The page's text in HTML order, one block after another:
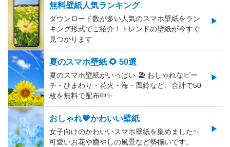
無料壁紙人気ランキング
ダウンロード数が多い人気のスマホ壁紙をラン
キング形式でご紹介！トレンドの壁紙が今すぐ
見つかります
夏のスマホ壁紙 🌻 50選
夏のスマホ壁紙がいっぱい 🏖 おしゃれなビー
チ・ひまわり・花火・海・風鈴など、合計で50
枚を無料で配布中✨
おしゃれ💗かわいい壁紙
女子向けのかわいいスマホ壁紙を集めました✨
可愛いお花や癒やしの風景など勢揃いです。